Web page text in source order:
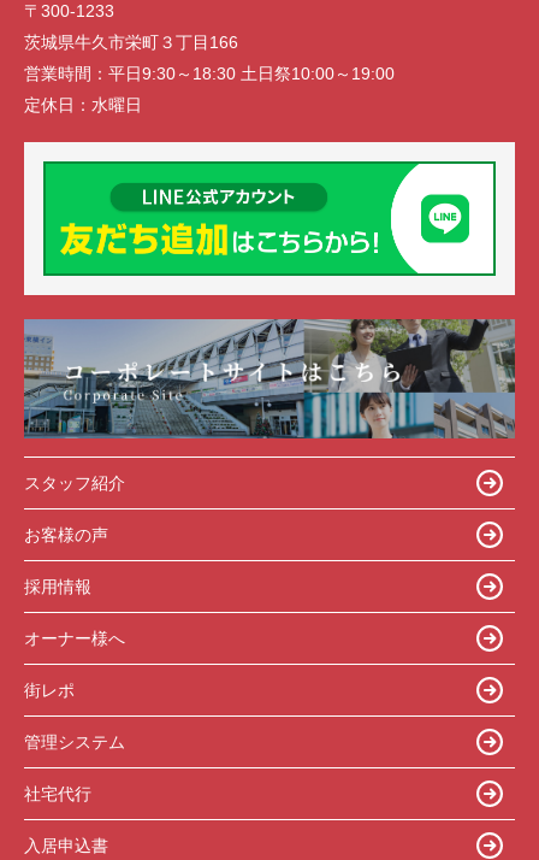
〒300-1233
茨城県牛久市栄町３丁目166
営業時間： 平日9:30～18:30 土日祭10:00～19:00
定休日： 水曜日
スタッフ紹介
お客様の声
採用情報
オーナー様へ
街レポ
管理システム
社宅代行
入居申込書